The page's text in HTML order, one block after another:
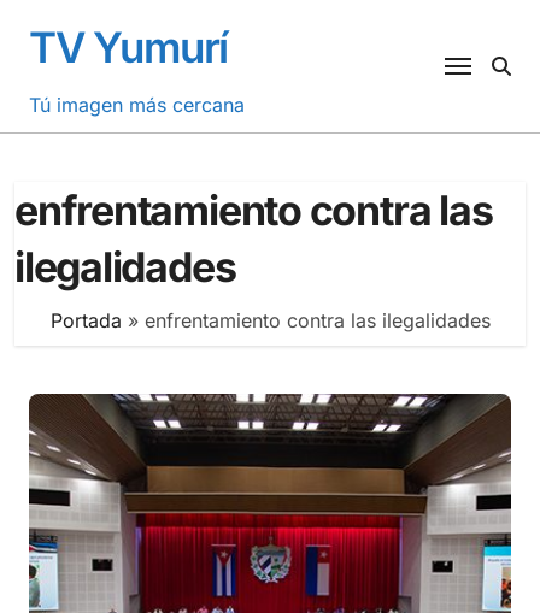
contenido
TV Yumurí
Tú imagen más cercana
enfrentamiento contra las
ilegalidades
Portada » enfrentamiento contra las ilegalidades